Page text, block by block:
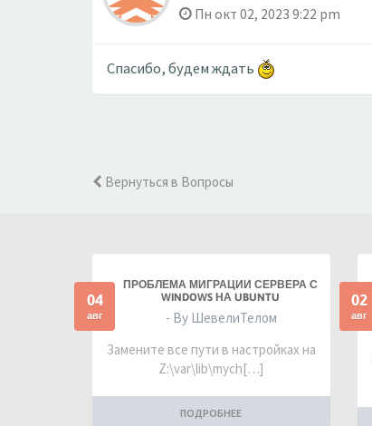
Пн окт 02, 2023 9:22 pm
Спасибо, будем ждать
Вернуться в Вопросы
04
авг
ПРОБЛЕМА МИГРАЦИИ СЕРВЕРА С
WINDOWS НА UBUNTU
- By ШевелиТелом
Замените все пути в настройках на
Z:\var\lib\mych[…]
ПОДРОБНЕЕ
02
авг